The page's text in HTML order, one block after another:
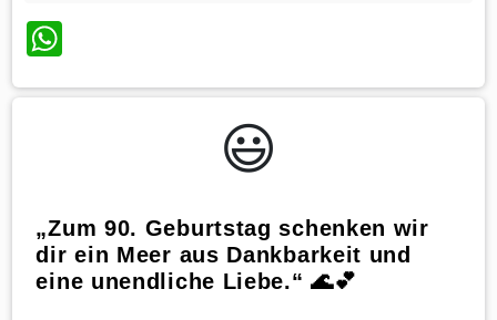
WhatsApp
😃️
„Zum 90. Geburtstag schenken wir
dir ein Meer aus Dankbarkeit und
eine unendliche Liebe.“ 🌊💕